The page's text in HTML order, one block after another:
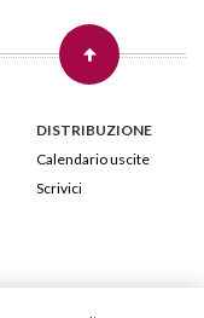
DISTRIBUZIONE
Calendario uscite
Scrivici